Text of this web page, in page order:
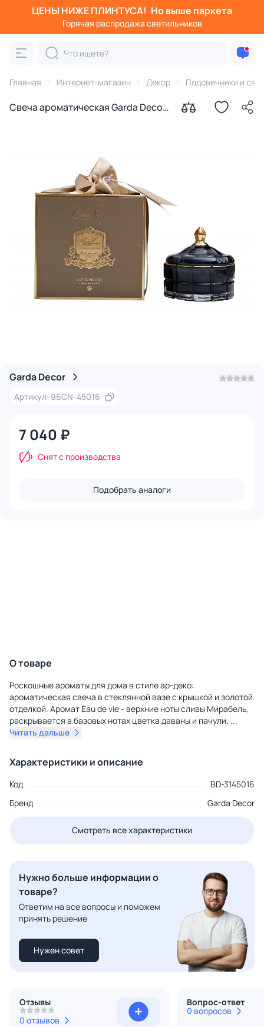
ЦЕНЫ НИЖЕ ПЛИНТУСА! Но выше паркета
Горячая распродажа светильников
Главная Интернет-магазин Декор Подсвечники и
Свеча ароматическая Garda Decor
Garda Decor
Артикул: 96CN-45016
7 040 ₽
Снят с производства
Подобрать аналоги
О товаре
Роскошные ароматы для дома в стиле ар-деко:
ароматическая свеча в стеклянной вазе с крышкой и золотой
отделкой. Аромат Eau de vie - верхние ноты сливы Мирабель,
раскрывается в базовых нотах цветка даваны и пачули. ...
Читать дальше
Характеристики и описание
Код
BD-3145016
Бренд
Garda Decor
Смотреть все характеристики
Нужно больше информации о
товаре?
Ответим на все вопросы и поможем
принять решение
Нужен совет
Отзывы
0 отзывов
Вопрос-ответ
0 вопросов